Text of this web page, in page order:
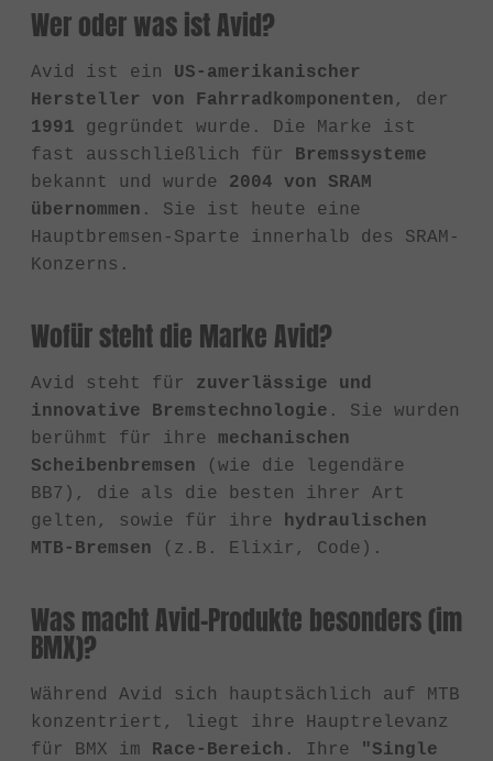
Wer oder was ist Avid?
Avid ist ein US-amerikanischer
Hersteller von Fahrradkomponenten , der
1991 gegründet wurde. Die Marke ist
fast ausschließlich für Bremssysteme
bekannt und wurde 2004 von SRAM
übernommen . Sie ist heute eine
Hauptbremsen-Sparte innerhalb des SRAM-
Konzerns.
Wofür steht die Marke Avid?
Avid steht für zuverlässige und
innovative Bremstechnologie . Sie wurden
berühmt für ihre mechanischen
Scheibenbremsen (wie die legendäre
BB7), die als die besten ihrer Art
gelten, sowie für ihre hydraulischen
MTB-Bremsen (z.B. Elixir, Code).
Was macht Avid-Produkte besonders (im
BMX)?
Während Avid sich hauptsächlich auf MTB
konzentriert, liegt ihre Hauptrelevanz
für BMX im Race-Bereich . Ihre "Single